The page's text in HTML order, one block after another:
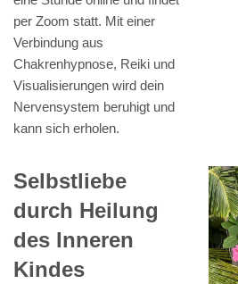
per Zoom statt. Mit einer
Verbindung aus
Chakrenhypnose, Reiki und
Visualisierungen wird dein
Nervensystem beruhigt und
kann sich erholen.
Selbstliebe
durch Heilung
des Inneren
Kindes